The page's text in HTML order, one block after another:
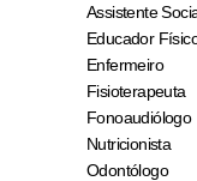
Assistente
Educador
Enfermeiro
Fisioterapeuta
Fonoaudiólogo
Nutricionista
Odontólogo